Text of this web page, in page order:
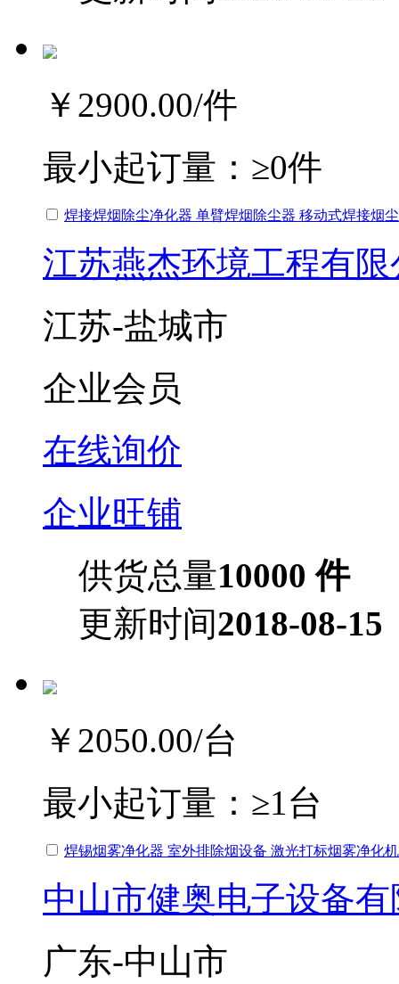
￥2900.00/件
最小起订量： ≥0件
焊接焊烟除尘净化器 单臂焊烟除尘器 移动式焊接烟
江苏燕杰环境工程有限
江苏-盐城市
企业会员
在线询价
企业旺铺
供货总量10000 件
更新时间2018-08-15
￥2050.00/台
最小起订量： ≥1台
焊锡烟雾净化器 室外排除烟设备 激光打标烟雾净化
中山市健奥电子设备
广东-中山市